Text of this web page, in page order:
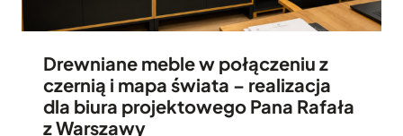
Drewniane meble w połączeniu z
czernią i mapa świata – realizacja
dla biura projektowego Pana Rafała
z Warszawy